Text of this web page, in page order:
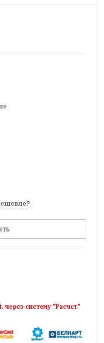
через систему "Расчет"